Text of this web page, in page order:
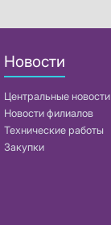
Новости
Центральные новости
Новости филиалов
Технические работы
Закупки